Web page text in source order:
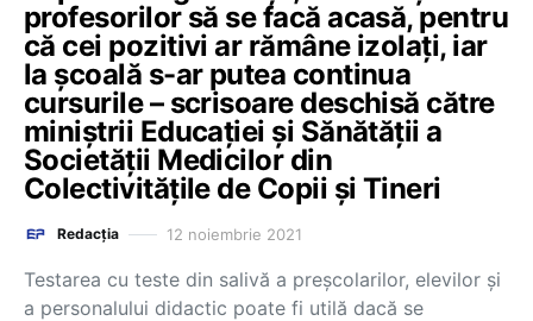
profesorilor să se facă acasă, pentru
că cei pozitivi ar rămâne izolați, iar
la școală s-ar putea continua
cursurile – scrisoare deschisă către
miniștrii Educației și Sănătății a
Societății Medicilor din
Colectivitățile de Copii și Tineri
Redacția 12 noiembrie 2021
Testarea cu teste din salivă a preșcolarilor, elevilor și
a personalului didactic poate fi utilă dacă se